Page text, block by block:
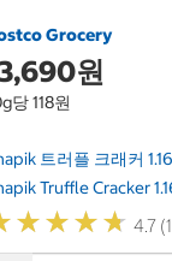
Grocery
원
당 118원
트러플 크래커
Truffle Cracker
★★★★
★★★★ 4.7